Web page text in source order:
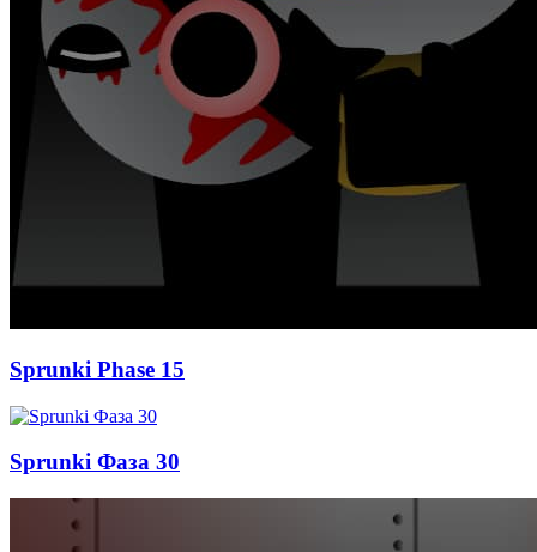
Sprunki Phase 15
Sprunki Фаза 30